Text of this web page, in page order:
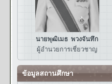
นายพุฒิเมธ พวงจันทึก
ผู้อำนวยการเชี่ยวชาญ
ข้อมูลสถานศึกษา